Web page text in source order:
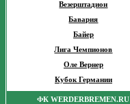
Везерштадион
Бавария
Байер
Лига Чемпионов
Оле Вернер
Кубок Германии
ФК WERDERBREMEN.RU